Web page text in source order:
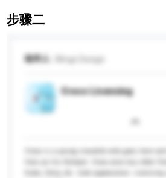
步骤二
收件人
Croco Licensing